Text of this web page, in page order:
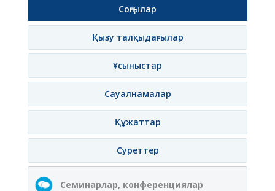
Соңғылар
Қызу талқыдағылар
Ұсыныстар
Сауалнамалар
Құжаттар
Суреттер
Семинарлар, конференциялар